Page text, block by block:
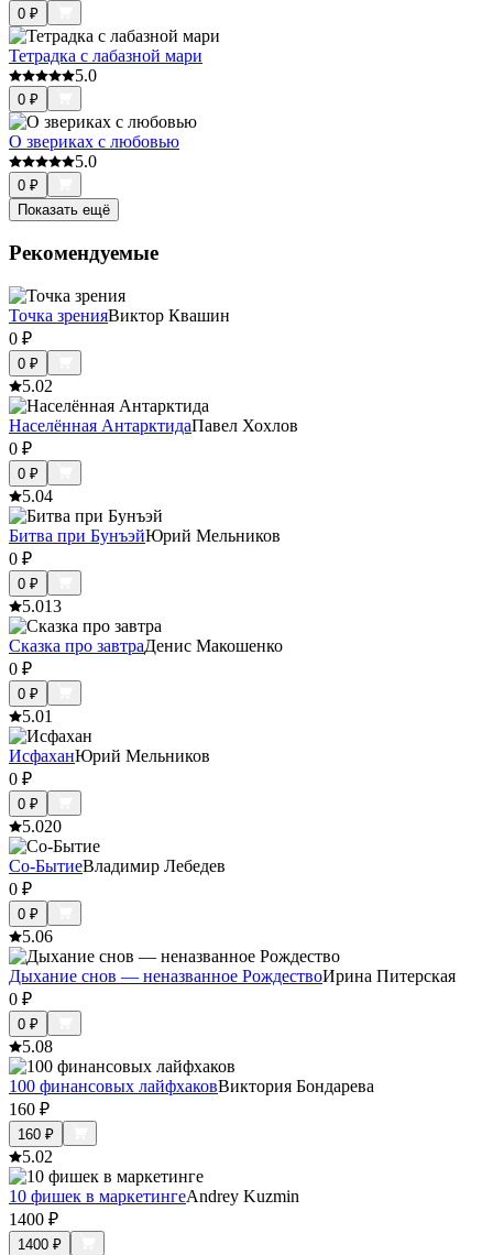
0 ₽
Тетрадка с лабазной мари
5.0
0 ₽
О звериках с любовью
5.0
0 ₽
Показать ещё
Рекомендуемые
Точка зренияВиктор Квашин
0 ₽
0 ₽
5.02
Населённая АнтарктидаПавел Хохлов
0 ₽
0 ₽
5.04
Битва при БунъэйЮрий Мельников
0 ₽
0 ₽
5.013
Сказка про завтраДенис Макошенко
0 ₽
0 ₽
5.01
ИсфаханЮрий Мельников
0 ₽
0 ₽
5.020
Со-БытиеВладимир Лебедев
0 ₽
0 ₽
5.06
Дыхание снов — неназванное РождествоИрина Питерская
0 ₽
0 ₽
5.08
100 финансовых лайфхаковВиктория Бондарева
160 ₽
160 ₽
5.02
10 фишек в маркетингеAndrey Kuzmin
1400 ₽
1400 ₽